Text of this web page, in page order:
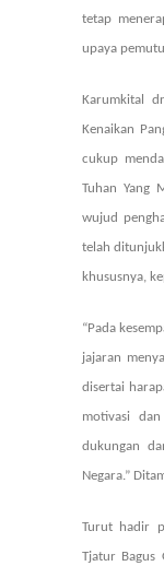
tetap
upaya
Karumkital
Kenaikan
cukup
Tuhan Yang
wujud
telah
khususnya,
“Pada
jajaran
disertai
motivasi
dukungan
Negara.”
Turut hadir
Tjatur Bagus